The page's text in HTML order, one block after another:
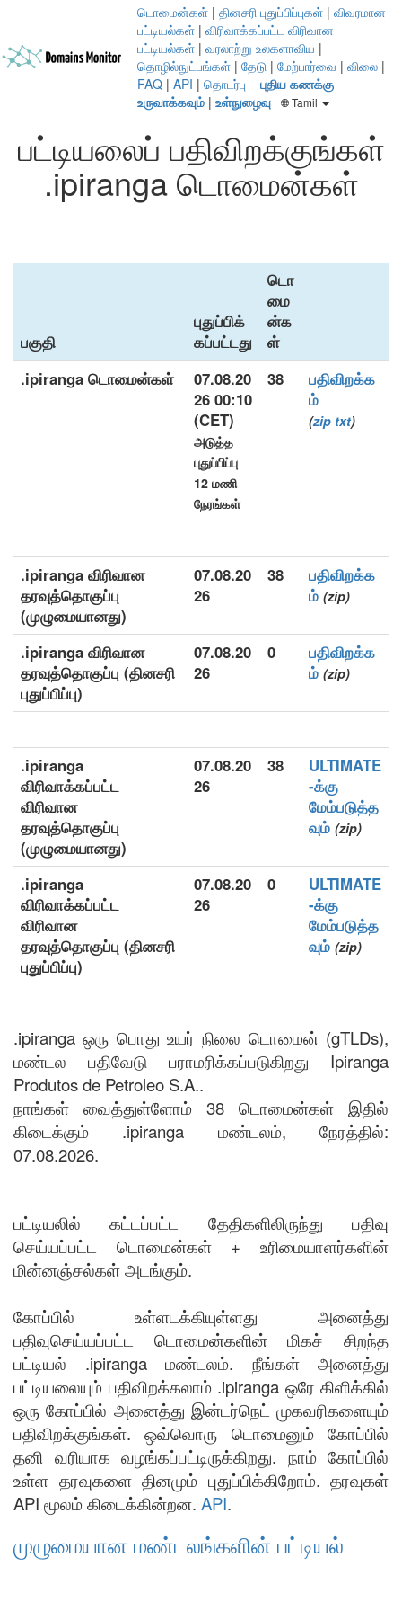
டொமைன்கள் | தினசரி புதுப்பிப்புகள் | விவரமான
பட்டியல்கள் | விரிவாக்கப்பட்ட விரிவான
பட்டியல்கள் | வரலாற்று உலகளாவிய |
தொழில்நுட்பங்கள் | தேடு | மேற்பார்வை | விலை |
FAQ | API | தொடர்பு
புதிய கணக்கு
உருவாக்கவும் | உள்நுழைவு Tamil
பட்டியலைப் பதிவிறக்குங்கள்
.ipiranga டொமைன்கள்
பகுதி
புதுப்பிக்
கப்பட்டது
டொ
மை
ன்க
ள்
.ipiranga டொமைன்கள்
07.08.20
26 00:10
(CET)
அடுத்த
புதுப்பிப்பு
12 மணி
நேரங்கள்
38
பதிவிறக்க
ம்
(zip txt)
.ipiranga விரிவான
தரவுத்தொகுப்பு
(முழுமையானது)
07.08.20
26
38
பதிவிறக்க
ம் (zip)
.ipiranga விரிவான
தரவுத்தொகுப்பு (தினசரி
புதுப்பிப்பு)
07.08.20
26
0
பதிவிறக்க
ம் (zip)
.ipiranga
விரிவாக்கப்பட்ட
விரிவான
தரவுத்தொகுப்பு
(முழுமையானது)
07.08.20
26
38
ULTIMATE
-க்கு
மேம்படுத்த
வும் (zip)
.ipiranga
விரிவாக்கப்பட்ட
விரிவான
தரவுத்தொகுப்பு (தினசரி
புதுப்பிப்பு)
07.08.20
26
0
ULTIMATE
-க்கு
மேம்படுத்த
வும் (zip)
.ipiranga ஒரு பொது உயர் நிலை டொமைன் (gTLDs),
மண்டல பதிவேடு பராமரிக்கப்படுகிறது Ipiranga
Produtos de Petroleo S.A..
நாங்கள் வைத்துள்ளோம் 38 டொமைன்கள் இதில்
கிடைக்கும் .ipiranga மண்டலம், நேரத்தில்:
07.08.2026.
பட்டியலில் கட்டப்பட்ட தேதிகளிலிருந்து பதிவு
செய்யப்பட்ட டொமைன்கள் + உரிமையாளர்களின்
மின்னஞ்சல்கள் அடங்கும்.
கோப்பில் உள்ளடக்கியுள்ளது அனைத்து
பதிவுசெய்யப்பட்ட டொமைன்களின் மிகச் சிறந்த
பட்டியல் .ipiranga மண்டலம். நீங்கள் அனைத்து
பட்டியலையும் பதிவிறக்கலாம் .ipiranga ஒரே கிளிக்கில்
ஒரு கோப்பில் அனைத்து இன்டர்நெட் முகவரிகளையும்
பதிவிறக்குங்கள். ஒவ்வொரு டொமைனும் கோப்பில்
தனி வரியாக வழங்கப்பட்டிருக்கிறது. நாம் கோப்பில்
உள்ள தரவுகளை தினமும் புதுப்பிக்கிறோம். தரவுகள்
API மூலம் கிடைக்கின்றன. API.
முழுமையான மண்டலங்களின் பட்டியல்